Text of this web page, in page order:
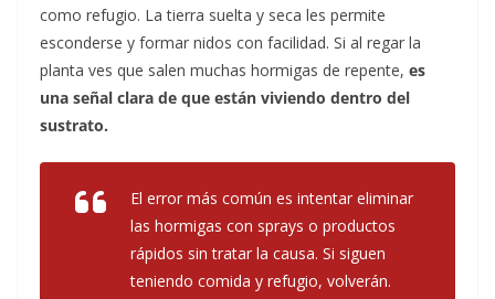
como refugio. La tierra suelta y seca les permite
esconderse y formar nidos con facilidad. Si al regar la
planta ves que salen muchas hormigas de repente, es
una señal clara de que están viviendo dentro del
sustrato.
El error más común es intentar eliminar
las hormigas con sprays o productos
rápidos sin tratar la causa. Si siguen
teniendo comida y refugio, volverán.